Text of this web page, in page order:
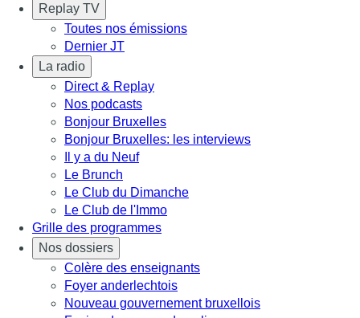
Replay TV
Toutes nos émissions
Dernier JT
La radio
Direct & Replay
Nos podcasts
Bonjour Bruxelles
Bonjour Bruxelles: les interviews
Il y a du Neuf
Le Brunch
Le Club du Dimanche
Le Club de l'Immo
Grille des programmes
Nos dossiers
Colère des enseignants
Foyer anderlechtois
Nouveau gouvernement bruxellois